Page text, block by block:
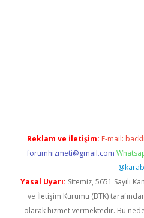
Reklam ve İletişim: E-mail:
forumhizmeti@gmail.com
Yasal Uyarı: Sitemiz, 5651 Sayılı
ve İletişim Kurumu (BTK)
olarak hizmet vermektedir. Bu